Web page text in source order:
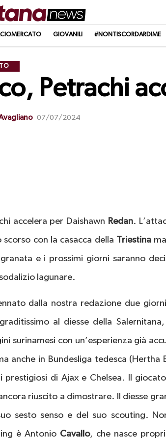
GIOVANILI #NONTISCORDARDIME
Petrachi
07/07/2024
accelera per Daishawn Redan.
scorso con la casacca della Triestina
e i prossimi giorni saranno
lagunare.
dalla nostra redazione due
al diesse della
surinamesi con un’esperienza già
anche in Bundesliga tedesca
prestigiosi di Ajax e Chelsea. Il
riuscito a dimostrare. Il diesse
sesto senso e del suo scouting.
è Antonio Cavallo, che nasce